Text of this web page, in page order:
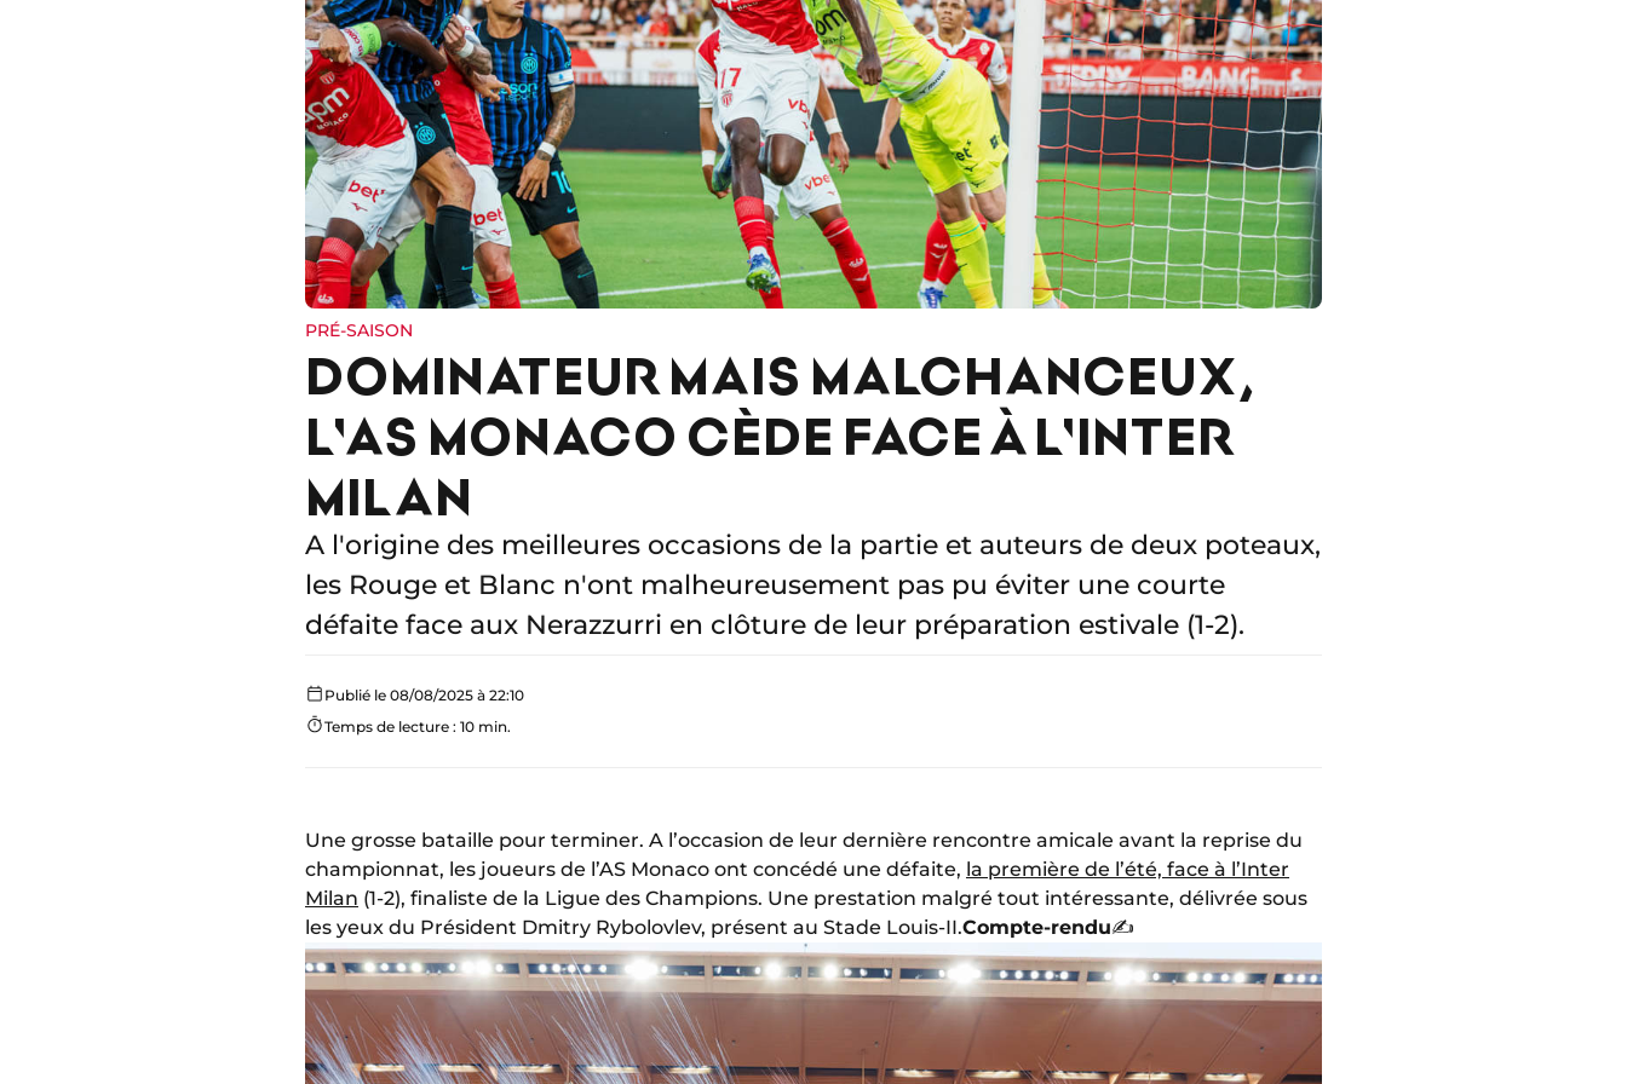
PRÉ-SAISON
DOMINATEUR MAIS MALCHANCEUX,
L'AS MONACO CÈDE FACE À L'INTER
MILAN
A l'origine des meilleures occasions de la partie et auteurs de deux poteaux,
les Rouge et Blanc n'ont malheureusement pas pu éviter une courte
défaite face aux Nerazzurri en clôture de leur préparation estivale (1-2).
Publié le 08/08/2025 à 22:10
Temps de lecture : 10 min.
Une grosse bataille pour terminer. A l’occasion de leur dernière rencontre amicale avant la reprise du
championnat, les joueurs de l’AS Monaco ont concédé une défaite, la première de l’été, face à l’Inter
Milan (1-2), finaliste de la Ligue des Champions. Une prestation malgré tout intéressante, délivrée sous
les yeux du Président Dmitry Rybolovlev, présent au Stade Louis-II.Compte-rendu✍️